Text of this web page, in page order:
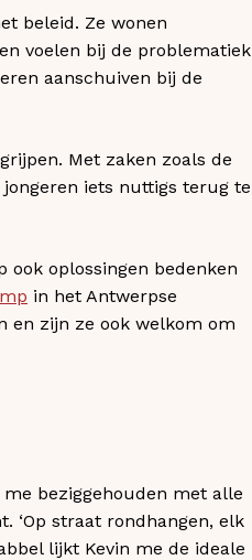
beleid. Ze wonen
voelen bij de problematiek
aanschuiven bij de
Met zaken zoals de
iets nuttigs terug te
ook oplossingen bedenken
in het Antwerpse
en zijn ze ook welkom om
beziggehouden met alle
‘Op straat rondhangen, elk
lijkt Kevin me de ideale